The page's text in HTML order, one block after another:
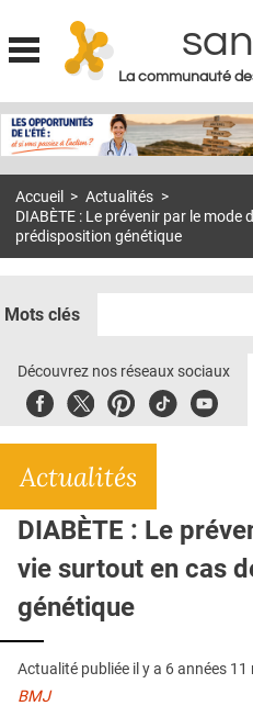
Jump to
La communauté
MON COMPTE
S'ABONNER À LA REVUE SOIN À
ACTUS
E-REVUE SAD
THÉMA
CRÉDITS
Accueil > Actualités >
DIABÈTE : Le prévenir par le mode
prédisposition génétique
Mots clés
Découvrez nos réseaux sociaux
FacebookTwitterPinterest
TiktokYoubute
Actualités
DIABÈTE : Le
vie surtout en cas
génétique
Actualité publiée il y a 6 années 11
BMJ